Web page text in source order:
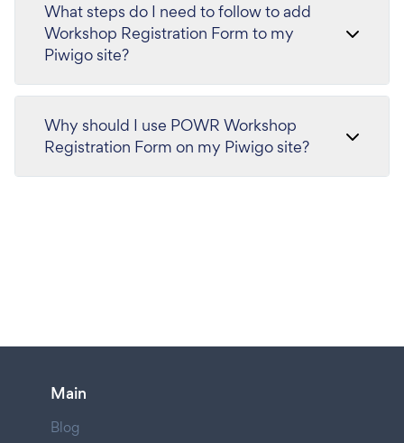
What steps do I need to follow to add
Workshop Registration Form to my
Piwigo site?
Why should I use POWR Workshop
Registration Form on my Piwigo site?
Main
Blog